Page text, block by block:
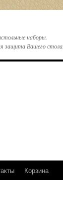
наборы.
защита Вашего стола.
Корзина